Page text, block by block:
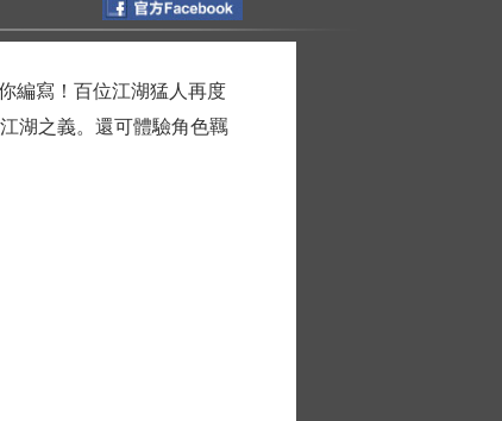
編寫！百位江湖猛人再度
湖之義。還可體驗角色羈